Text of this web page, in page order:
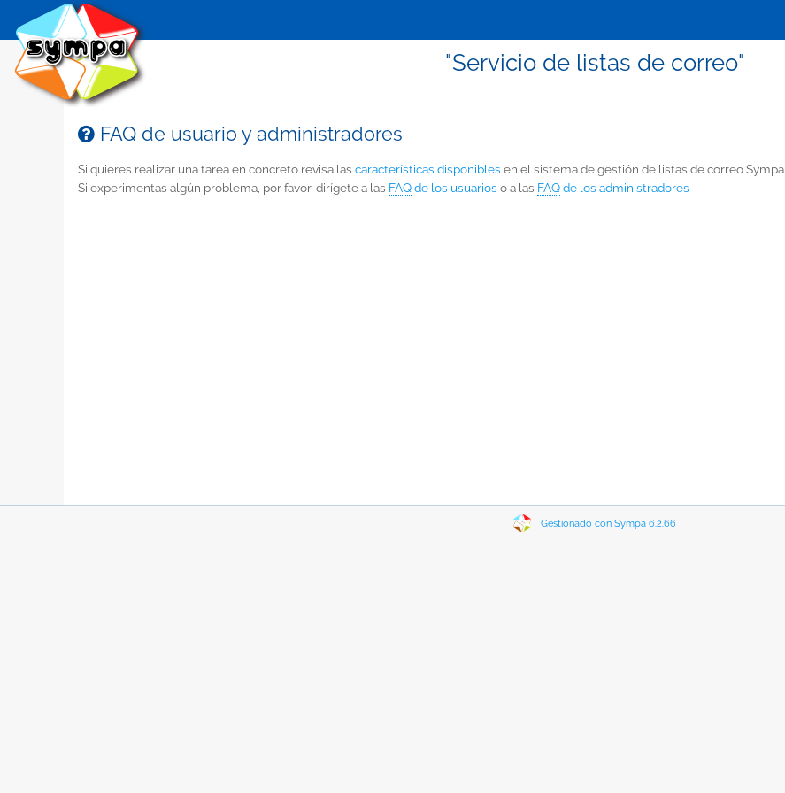
"Servicio de listas de correo"
FAQ de usuario y administradores
Si quieres realizar una tarea en concreto revisa las características disponibles en el sistema de gestión de listas de correo Sympa.
Si experimentas algún problema, por favor, dirígete a las FAQde los usuarios o a las FAQde los administradores
Gestionado con Sympa 6.2.66